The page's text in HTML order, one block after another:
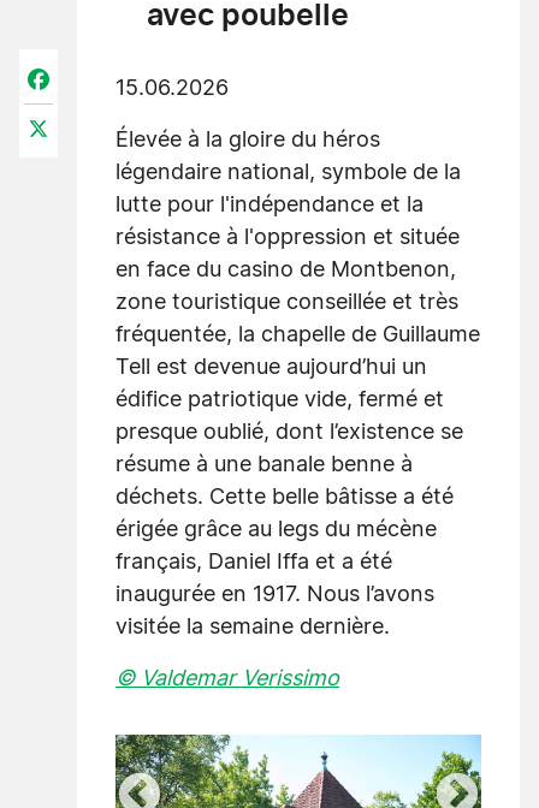
avec poubelle
15.06.2026
Élevée à la gloire du héros
légendaire national, symbole de la
lutte pour l'indépendance et la
résistance à l'oppression et située
en face du casino de Montbenon,
zone touristique conseillée et très
fréquentée, la chapelle de Guillaume
Tell est devenue aujourd’hui un
édifice patriotique vide, fermé et
presque oublié, dont l’existence se
résume à une banale benne à
déchets. Cette belle bâtisse a été
érigée grâce au legs du mécène
français, Daniel Iffa et a été
inaugurée en 1917. Nous l’avons
visitée la semaine dernière.
© Valdemar Verissimo
Facebook